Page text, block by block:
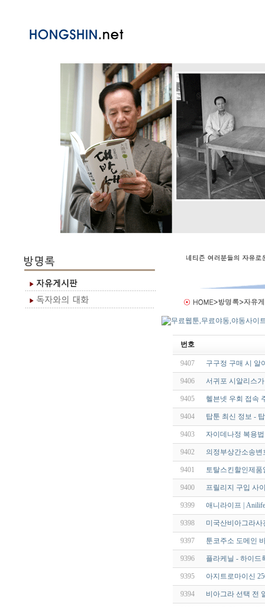
번호
9407 구구정 구매 시 알
9406 서귀포 시알리스
9405 헬븐넷 우회 접속
9404 탑툰 최신 정보 -
9403 자이데나정 복용
9402 의정부상간소송
9401 토탈스킨할인제품
9400 프릴리지 구입 사
9399 애니라이프 | Anilife
9398 미국산비아그라
9397 툰코주소 도메인
9396 플라케닐 - 하이드
9395 아지트로마이신
9394 비아그라 선택 전